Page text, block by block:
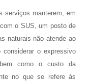
serviços manterem, em
o SUS, um posto de
naturais não atende ao
considerar o expressivo
como o custo da
no que se refere às